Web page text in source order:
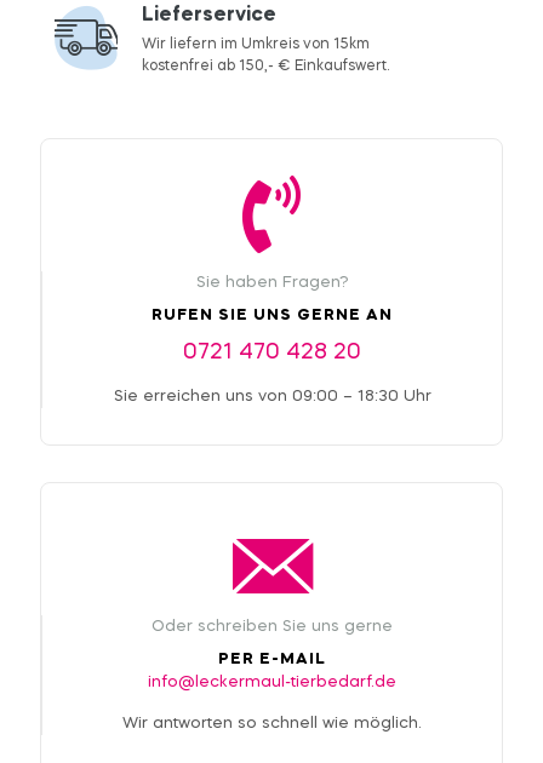
Lieferservice
Wir liefern im Umkreis von 15km
kostenfrei ab 150,- € Einkaufswert.
Sie haben Fragen?
RUFEN SIE UNS GERNE AN
0721 470 428 20
Sie erreichen uns von 09:00 – 18:30 Uhr
Oder schreiben Sie uns gerne
PER E-MAIL
info@leckermaul-tierbedarf.de
Wir antworten so schnell wie möglich.